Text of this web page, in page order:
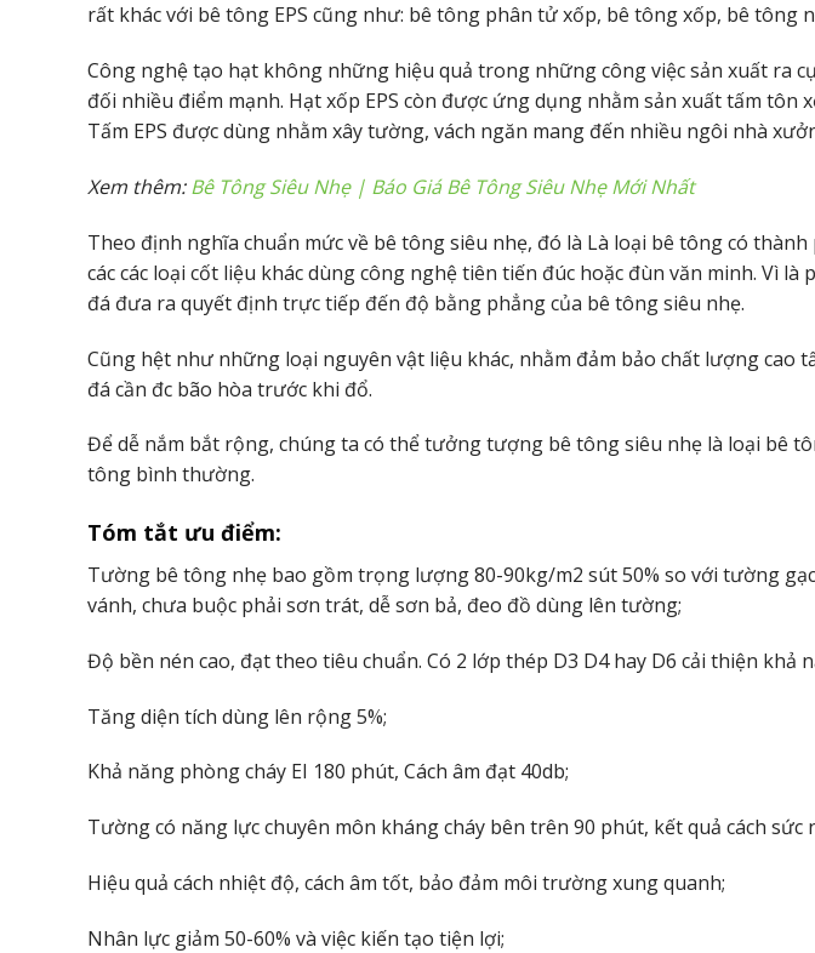
rất khác với bê tông EPS cũng như: bê tông phân tử xốp, bê tông xốp, bê tông
Công nghệ tạo hạt không những hiệu quả trong những công việc sản xuất ra
đối nhiều điểm mạnh. Hạt xốp EPS còn được ứng dụng nhằm sản xuất tấm tôn
Tấm EPS được dùng nhằm xây tường, vách ngăn mang đến nhiều ngôi nhà
Xem thêm:Bê Tông Siêu Nhẹ | Báo Giá Bê Tông Siêu Nhẹ Mới Nhất
Theo định nghĩa chuẩn mức về bê tông siêu nhẹ, đó là Là loại bê tông có
các các loại cốt liệu khác dùng công nghệ tiên tiến đúc hoặc đùn văn minh. Vì
đá đưa ra quyết định trực tiếp đến độ bằng phẳng của bê tông siêu nhẹ.
Cũng hệt như những loại nguyên vật liệu khác, nhằm đảm bảo chất lượng cao
đá cần đc bão hòa trước khi đổ.
Để dễ nắm bắt rộng, chúng ta có thể tưởng tượng bê tông siêu nhẹ là loại bê
tông bình thường.
Tóm tắt ưu điểm:
Tường bê tông nhẹ bao gồm trọng lượng 80-90kg/m2 sút 50% so với tường
vánh, chưa buộc phải sơn trát, dễ sơn bả, đeo đồ dùng lên tường;
Độ bền nén cao, đạt theo tiêu chuẩn. Có 2 lớp thép D3 D4 hay D6 cải thiện khả
Tăng diện tích dùng lên rộng 5%;
Khả năng phòng cháy EI 180 phút, Cách âm đạt 40db;
Tường có năng lực chuyên môn kháng cháy bên trên 90 phút, kết quả cách sức
Hiệu quả cách nhiệt độ, cách âm tốt, bảo đảm môi trường xung quanh;
Nhân lực giảm 50-60% và việc kiến tạo tiện lợi;